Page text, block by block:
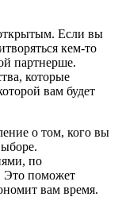
Если вы
кем-то
партнерше.
которые
вам будет
о том, кого вы
по
Это поможет
вам время.